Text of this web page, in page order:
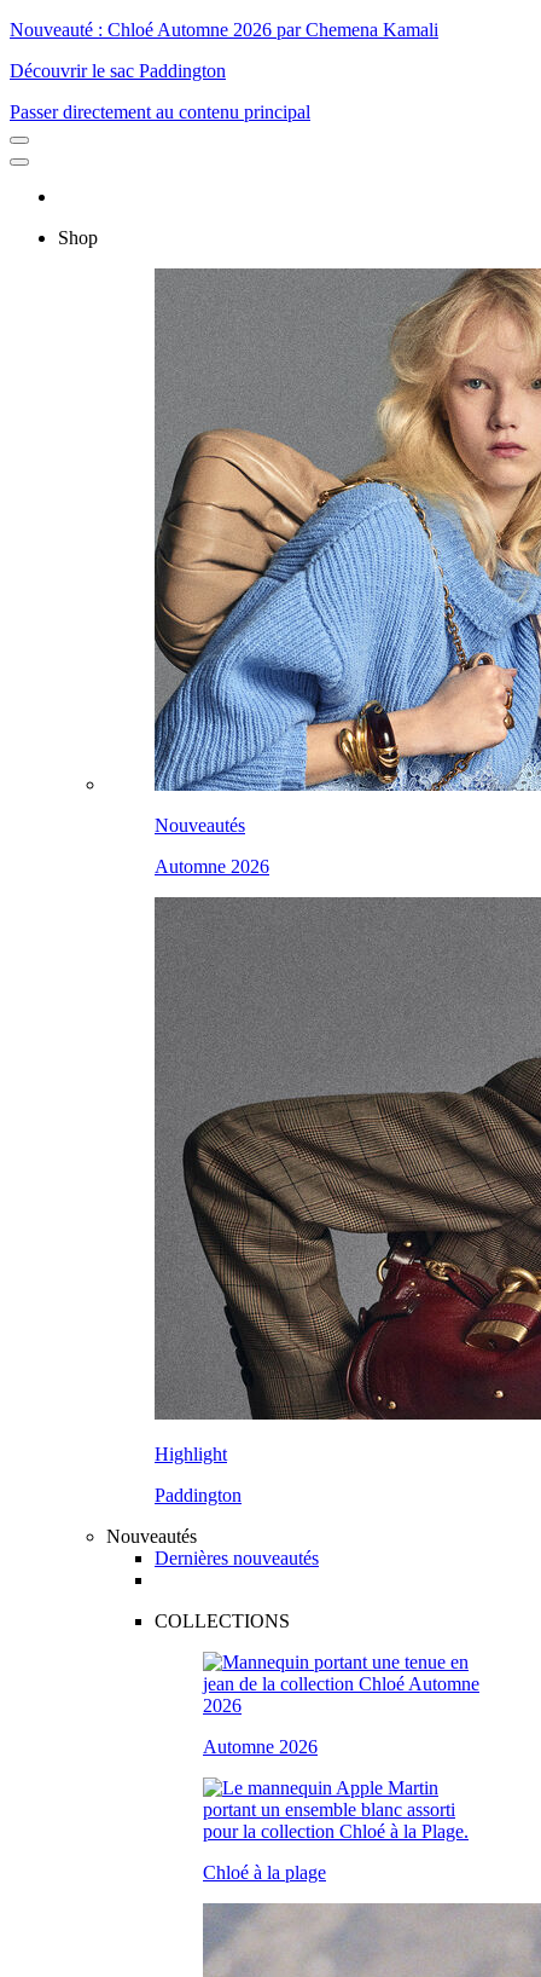
Nouveauté : Chloé Automne 2026 par Chemena Kamali
Découvrir le sac Paddington
Passer directement au contenu principal
Shop
Nouveautés
Automne 2026
Highlight
Paddington
Nouveautés
Dernières nouveautés
COLLECTIONS
Automne 2026
Chloé à la plage